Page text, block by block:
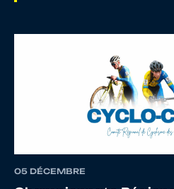
10122448639
9
05 DÉCEMBRE